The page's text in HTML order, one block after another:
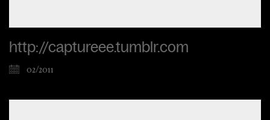
http://captureee.tumblr.com
02/2011